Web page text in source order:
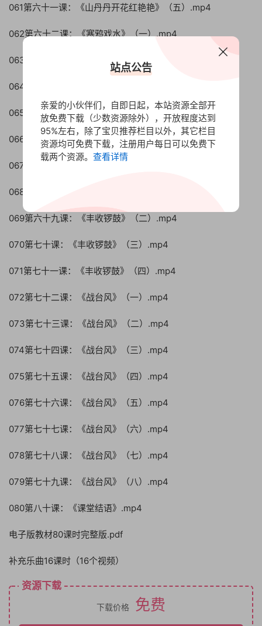
061第六十一课：《山丹丹开花红艳艳》（五）.mp4
062第六十二课：《寒鸦戏水》（一）.mp4
063第六十三课：《寒鸦戏水》（二）.mp4
064第六十四课：《寒鸦戏水》（三）.mp4
065第六十五课：《寒鸦戏水》（四）.mp4
066第六十六课：《寒鸦戏水》（五）.mp4
067第六十七课：《寒鸦戏水》（六）.mp4
068第六十八课：《丰收锣鼓》（一）.mp4
069第六十九课：《丰收锣鼓》（二）.mp4
070第七十课：《丰收锣鼓》（三）.mp4
071第七十一课：《丰收锣鼓》（四）.mp4
072第七十二课：《战台风》（一）.mp4
073第七十三课：《战台风》（二）.mp4
074第七十四课：《战台风》（三）.mp4
075第七十五课：《战台风》（四）.mp4
076第七十六课：《战台风》（五）.mp4
077第七十七课：《战台风》（六）.mp4
078第七十八课：《战台风》（七）.mp4
079第七十九课：《战台风》（八）.mp4
080第八十课：《课堂结语》.mp4
电子版教材80课时完整版.pdf
补充乐曲16课时（16个视频）
资源下载
下载价格 免费
站点公告
亲爱的小伙伴们，自即日起，本站资源全部开
放免费下载（少数资源除外），开放程度达到
95%左右，除了宝贝推荐栏目以外，其它栏目
资源均可免费下载，注册用户每日可以免费下
载两个资源。 查看详情